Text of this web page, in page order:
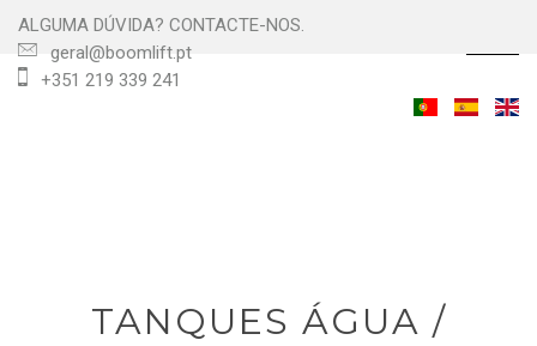
ALGUMA DÚVIDA? CONTACTE-NOS.
geral@boomlift.pt
+351 219 339 241
TANQUES ÁGUA /